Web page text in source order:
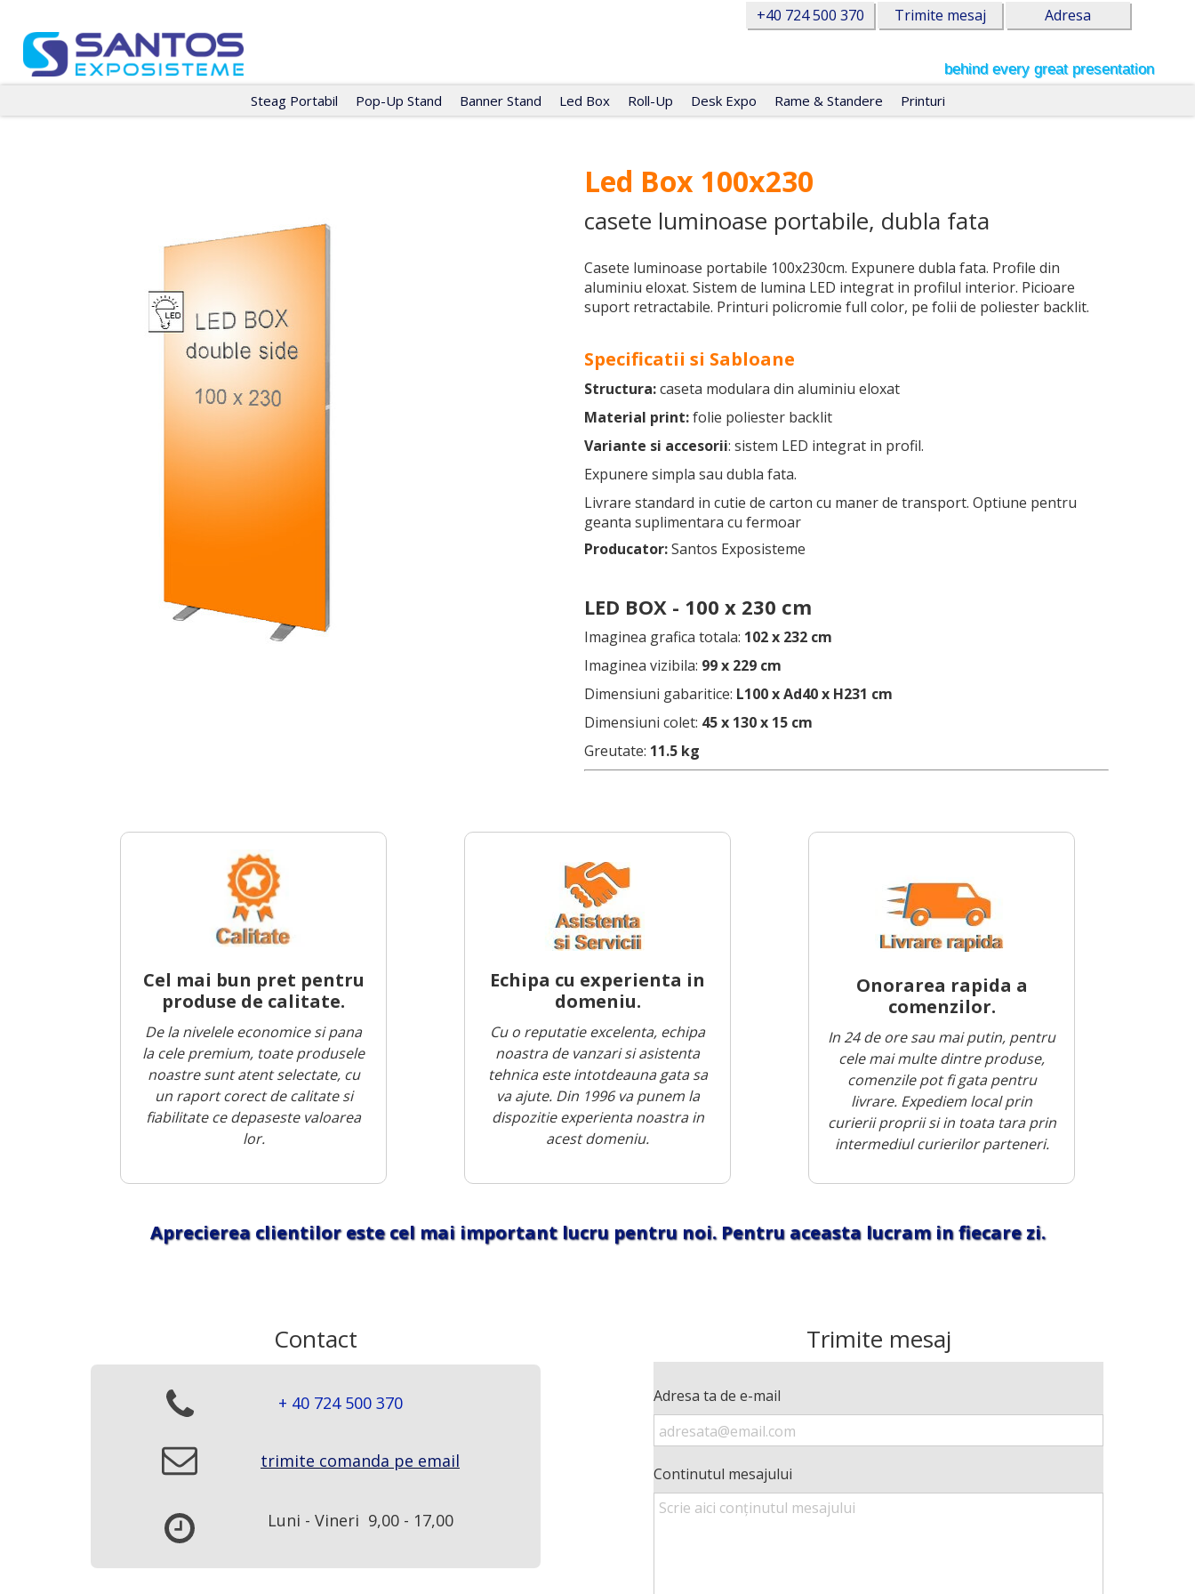
Specificatii si Sabloane
Structura:caseta modulara din aluminiu eloxat
Material print:folie poliester backlit
Variante si accesorii: sistem LED integrat in profil.
Expunere simpla sau dubla fata.
Livrare standard in cutie de carton cu maner de transport. Optiune pentru
geanta suplimentara cu fermoar
Producator:Santos Exposisteme
LED BOX - 100 x 230 cm
Imaginea grafica totala: 102 x 232 cm
Imaginea vizibila: 99 x 229 cm
Dimensiuni gabaritice: L100 x Ad40 x H231 cm
Dimensiuni colet: 45 x 130 x 15 cm
Greutate: 11.5 kg
Casete luminoase portabile 100x230cm. Expunere dubla fata. Profile din
aluminiu eloxat. Sistem de lumina LED integrat in profilul interior. Picioare
suport retractabile. Printuri policromie full color, pe folii de poliester backlit.
casete luminoase portabile, dubla fata
Led Box 100x230
+40 724 500 370 Trimite mesaj Adresa
behind every great presentation
Steag Portabil Pop-Up Stand Banner Stand Led Box Roll-Up Desk Expo Rame & Standere Printuri
Cel mai bun pret pentru
produse de calitate.
De la nivelele economice si pana
la cele premium, toate produsele
noastre sunt atent selectate, cu
un raport corect de calitate si
fiabilitate ce depaseste valoarea
lor.
Echipa cu experienta in
domeniu.
Cu o reputatie excelenta, echipa
noastra de vanzari si asistenta
tehnica este intotdeauna gata sa
va ajute. Din 1996 va punem la
dispozitie experienta noastra in
acest domeniu.
Onorarea rapida a
comenzilor.
In 24 de ore sau mai putin, pentru
cele mai multe dintre produse,
comenzile pot fi gata pentru
livrare. Expediem local prin
curierii proprii si in toata tara prin
intermediul curierilor parteneri.
Aprecierea clientilor este cel mai important lucru pentru noi. Pentru aceasta lucram in fiecare zi.
Contact
+ 40 724 500 370
trimite comanda pe email
Luni - Vineri 9,00 - 17,00
Trimite mesaj
Adresa ta de e-mail
Continutul mesajului